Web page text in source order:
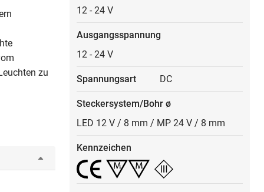
zu
12 - 24 V
Ausgangsspannung
12 - 24 V
Spannungsart DC
Steckersystem/Bohr ø
LED 12 V / 8 mm / MP 24 V / 8 mm
Kennzeichen